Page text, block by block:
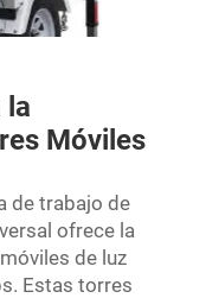
la
Móviles
de trabajo de
ofrece la
de luz
Estas torres